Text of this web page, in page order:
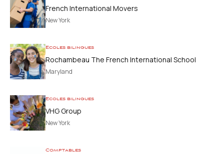
French International Movers
New York
Ecoles bilingues
Rochambeau The French International School
Maryland
Ecoles bilingues
VHG Group
New York
Comptables